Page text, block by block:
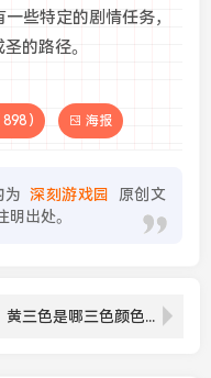
些特定的剧情任务，
的路径。
898 ) 海报
为 深刻游戏园
原创文
出处。
黄三色是哪三色颜色？详细解读黄三色是由哪三种颜色组成的？